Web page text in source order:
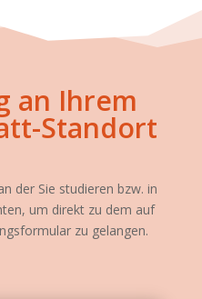
an Ihrem
Standort
der Sie studieren bzw. in
um direkt zu dem auf
zu gelangen.